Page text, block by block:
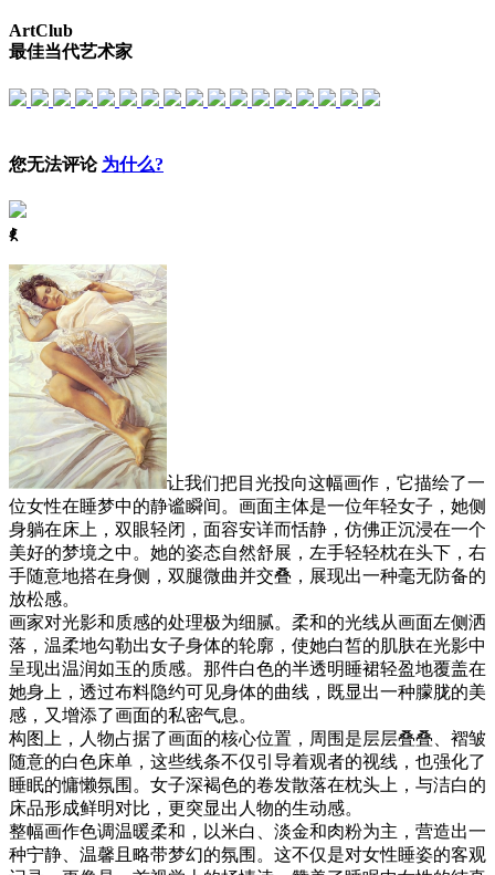
ArtClub
最佳当代艺术家
您无法评论 为什么?
ꈅ
让我们把目光投向这幅画作，它描绘了一
位女性在睡梦中的静谧瞬间。画面主体是一位年轻女子，她侧
身躺在床上，双眼轻闭，面容安详而恬静，仿佛正沉浸在一个
美好的梦境之中。她的姿态自然舒展，左手轻轻枕在头下，右
手随意地搭在身侧，双腿微曲并交叠，展现出一种毫无防备的
放松感。
画家对光影和质感的处理极为细腻。柔和的光线从画面左侧洒
落，温柔地勾勒出女子身体的轮廓，使她白皙的肌肤在光影中
呈现出温润如玉的质感。那件白色的半透明睡裙轻盈地覆盖在
她身上，透过布料隐约可见身体的曲线，既显出一种朦胧的美
感，又增添了画面的私密气息。
构图上，人物占据了画面的核心位置，周围是层层叠叠、褶皱
随意的白色床单，这些线条不仅引导着观者的视线，也强化了
睡眠的慵懒氛围。女子深褐色的卷发散落在枕头上，与洁白的
床品形成鲜明对比，更突显出人物的生动感。
整幅画作色调温暖柔和，以米白、淡金和肉粉为主，营造出一
种宁静、温馨且略带梦幻的氛围。这不仅是对女性睡姿的客观